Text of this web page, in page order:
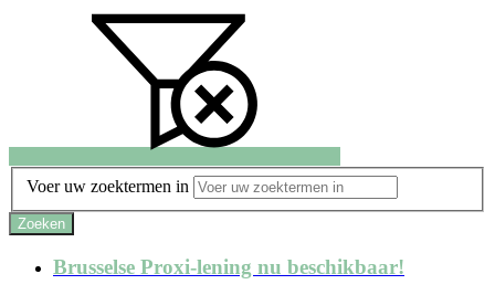
Voer uw zoektermen in
Zoeken
Brusselse Proxi-lening nu beschikbaar!